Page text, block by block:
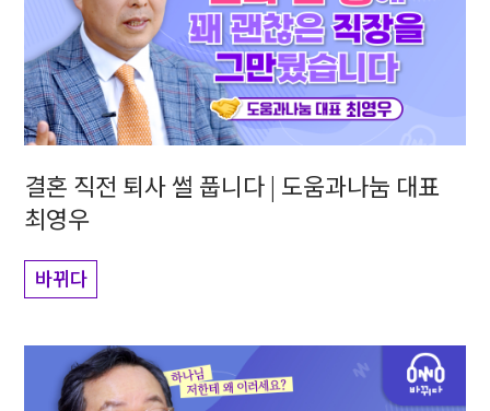
결혼 직전 퇴사 썰 풉니다 | 도움과나눔 대표
최영우
바뀌다